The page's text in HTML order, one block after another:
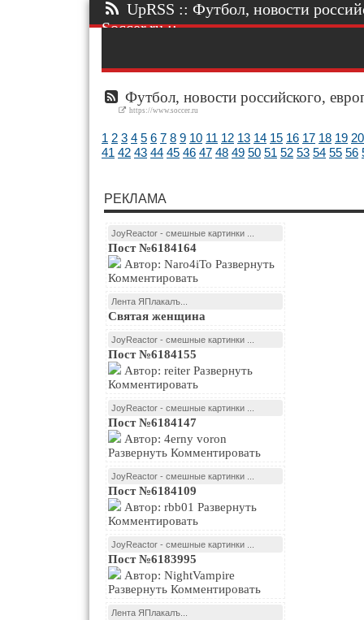
UpRSS :: Футбол, новости
Soccer.ru ::.
Футбол, новости российского,
https://www.soccer.ru
1 2 3 4 5 6 7 8 9 10 11 12 13 14 15 16 17 18 19 20
41 42 43 44 45 46 47 48 49 50 51 52 53 54 55 56
РЕКЛАМА
JoyReactor - смешные картинки ...
Пост №6184164
Комментировать
Лента ЯПлакалъ...
Святая женщина
JoyReactor - смешные картинки ...
Пост №6184155
Комментировать
JoyReactor - смешные картинки ...
Пост №6184147
Развернуть Комментировать
JoyReactor - смешные картинки ...
Пост №6184109
Комментировать
JoyReactor - смешные картинки ...
Пост №6183995
Развернуть Комментировать
Лента ЯПлакалъ...